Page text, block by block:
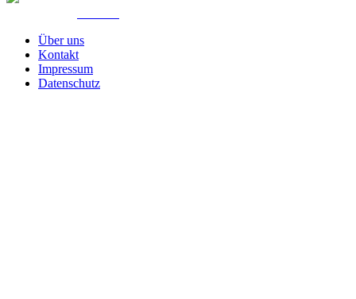
Über uns
Kontakt
Impressum
Datenschutz